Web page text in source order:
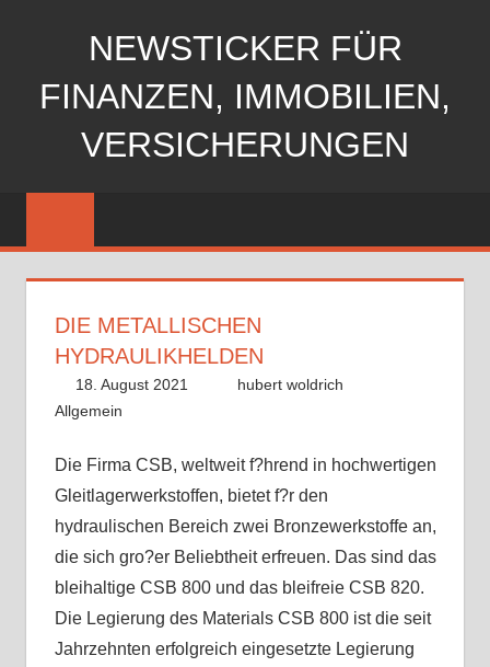
NEWSTICKER FÜR
FINANZEN, IMMOBILIEN,
VERSICHERUNGEN
DIE METALLISCHEN
HYDRAULIKHELDEN
18. August 2021
hubert woldrich
Allgemein
Die Firma CSB, weltweit f?hrend in hochwertigen
Gleitlagerwerkstoffen, bietet f?r den
hydraulischen Bereich zwei Bronzewerkstoffe an,
die sich gro?er Beliebtheit erfreuen. Das sind das
bleihaltige CSB 800 und das bleifreie CSB 820.
Die Legierung des Materials CSB 800 ist die seit
Jahrzehnten erfolgreich eingesetzte Legierung